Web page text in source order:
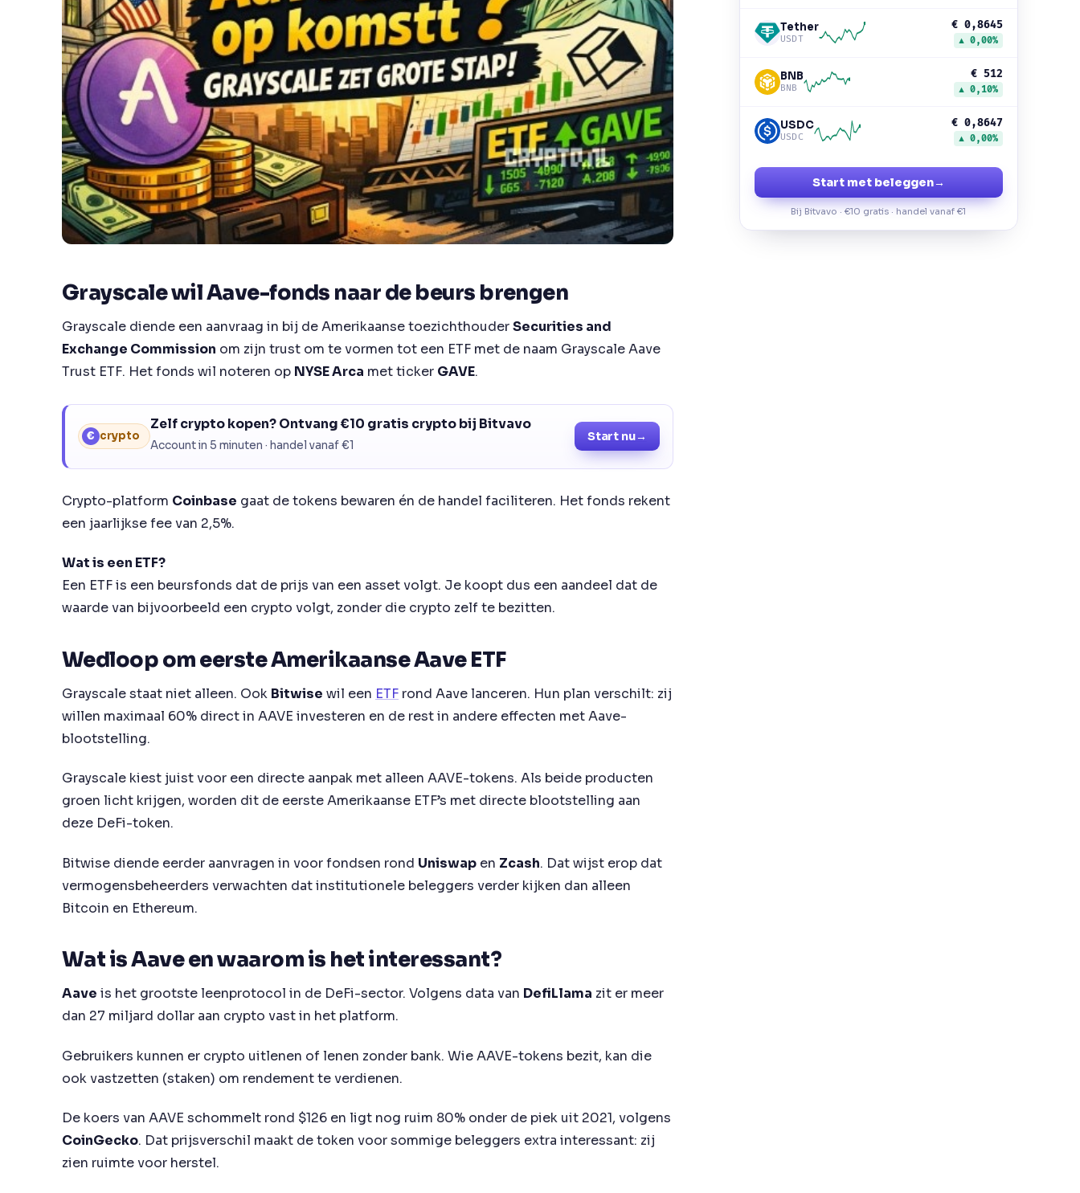
Grayscale wil Aave-fonds naar de beurs brengen
Grayscale diende een aanvraag in bij de Amerikaanse toezichthouderSecurities and
Exchange Commission om zijn trust om te vormen tot een ETF met de naam Grayscale Aave
Trust ETF. Het fonds wil noteren op NYSE Arca met ticker GAVE.
€ crypto
Zelf crypto kopen? Ontvang €10 gratis crypto bij Bitvavo
Account in 5 minuten · handel vanaf €1
Start nu→
Crypto-platform Coinbase gaat de tokens bewaren én de handel faciliteren. Het fonds rekent
een jaarlijkse fee van 2,5%.
Wat is een ETF?
Een ETF is een beursfonds dat de prijs van een asset volgt. Je koopt dus een aandeel dat de
waarde van bijvoorbeeld een crypto volgt, zonder die crypto zelf te bezitten.
Wedloop om eerste Amerikaanse Aave ETF
Grayscale staat niet alleen. Ook Bitwise wil een ETF rond Aave lanceren. Hun plan verschilt: zij
willen maximaal 60% direct in AAVE investeren en de rest in andere effecten met Aave-
blootstelling.
Grayscale kiest juist voor een directe aanpak met alleen AAVE-tokens. Als beide producten
groen licht krijgen, worden dit de eerste Amerikaanse ETF’s met directe blootstelling aan
deze DeFi-token.
Bitwise diende eerder aanvragen in voor fondsen rond Uniswap en Zcash. Dat wijst erop dat
vermogensbeheerders verwachten dat institutionele beleggers verder kijken dan alleen
Bitcoin en Ethereum.
Wat is Aave en waarom is het interessant?
Aave is het grootste leenprotocol in de DeFi-sector. Volgens data van DefiLlama zit er meer
dan 27 miljard dollar aan crypto vast in het platform.
Gebruikers kunnen er crypto uitlenen of lenen zonder bank. Wie AAVE-tokens bezit, kan die
ook vastzetten (staken) om rendement te verdienen.
De koers van AAVE schommelt rond $126 en ligt nog ruim 80% onder de piek uit 2021, volgens
CoinGecko. Dat prijsverschil maakt de token voor sommige beleggers extra interessant: zij
zien ruimte voor herstel.
Tether
USDT
€ 0,8645
▲ 0,00%
BNB
BNB
€ 512
▲ 0,10%
USDC
USDC
€ 0,8647
▲ 0,00%
Start met beleggen→
Bij Bitvavo · €10 gratis · handel vanaf €1